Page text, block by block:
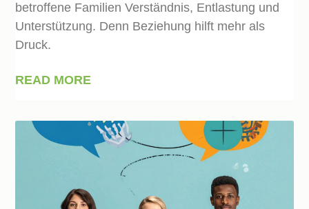
betroffene Familien Verständnis, Entlastung und
Unterstützung. Denn Beziehung hilft mehr als
Druck.
READ MORE